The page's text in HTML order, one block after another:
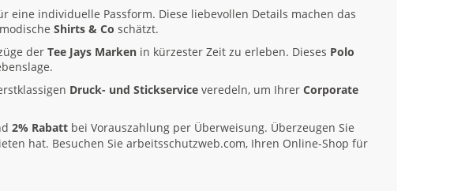
eine individuelle Passform. Diese liebevollen Details machen das
Shirts & Co schätzt.
der Tee Jays Marken in kürzester Zeit zu erleben. Dieses Polo
Druck- und Stickservice veredeln, um Ihrer Corporate
2% Rabatt bei Vorauszahlung per Überweisung. Überzeugen Sie
hat. Besuchen Sie arbeitsschutzweb.com, Ihren Online-Shop für